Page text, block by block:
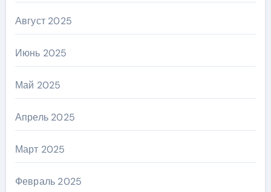
Август 2025
Июнь 2025
Май 2025
Апрель 2025
Март 2025
Февраль 2025